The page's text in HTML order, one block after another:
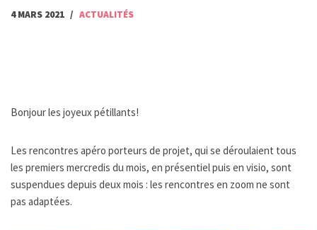
4 MARS 2021 ACTUALITÉS
Bonjour les joyeux pétillants!
Les rencontres apéro porteurs de projet, qui se déroulaient tous
les premiers mercredis du mois, en présentiel puis en visio, sont
suspendues depuis deux mois : les rencontres en zoom ne sont
pas adaptées.